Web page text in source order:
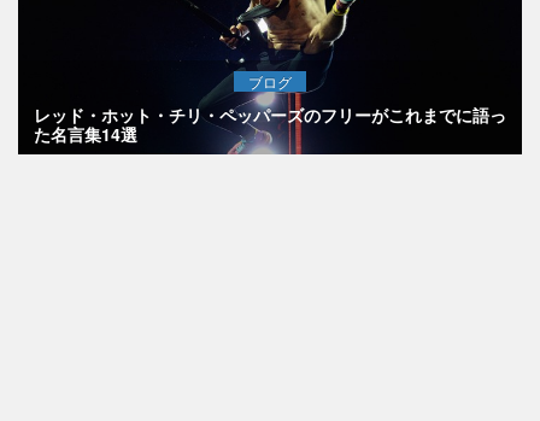
ブログ
レッド・ホット・チリ・ペッパーズのフリーがこれまでに語っ
た名言集14選